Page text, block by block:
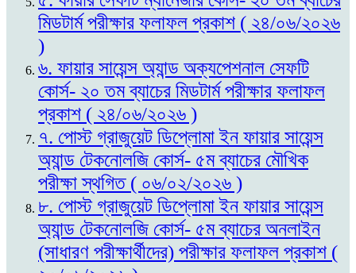
মিডটার্ম পরীক্ষার ফলাফল প্রকাশ ( ২৪/০৬/২০২৬
)
৬. ফায়ার সায়েন্স অ্যান্ড অক্যপেশনাল সেফটি
কোর্স- ২০ তম ব্যাচের মিডটার্ম পরীক্ষার ফলাফল
প্রকাশ ( ২৪/০৬/২০২৬ )
৭. পোস্ট গ্রাজুয়েট ডিপ্লোমা ইন ফায়ার সায়েন্স
অ্যান্ড টেকনোলজি কোর্স- ৫ম ব্যাচের মৌখিক
পরীক্ষা স্থগিত ( ০৬/০২/২০২৬ )
৮. পোস্ট গ্রাজুয়েট ডিপ্লোমা ইন ফায়ার সায়েন্স
অ্যান্ড টেকনোলজি কোর্স- ৫ম ব্যাচের অনলাইন
(সাধারণ পরীক্ষার্থীদের) পরীক্ষার ফলাফল প্রকাশ (